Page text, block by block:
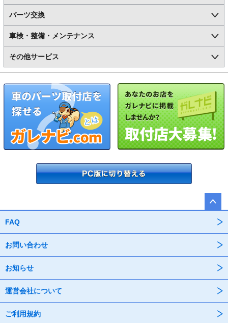
パーツ交換
車検・整備・メンテナンス
その他サービス
FAQ
お問い合わせ
お知らせ
運営会社について
ご利用規約